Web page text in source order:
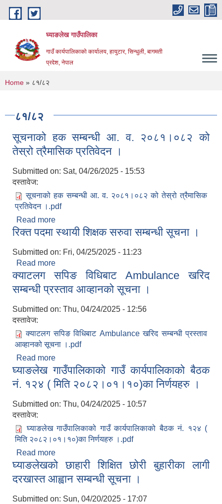
Skip to main content
घ्याङलेख गाउँपालिका
गाउँ कार्यपालिकाको कार्यालय, हायुटार, सिन्धुली, बागमती
प्रदेश, नेपाल
You are here
Home » ८१/८२
८१/८२
सूचनाको हक सम्बन्धी आ. व. २०८१।०८२ को
तेस्रो त्रैमासिक प्रतिवेदन ।
Submitted on: Sat, 04/26/2025 - 15:53
दस्तावेज:
सूचनाको हक सम्बन्धी आ. व. २०८१।०८२ को तेस्रो त्रैमासिक
प्रतिवेदन ।.pdf
Read more
त्रैमासिक प्रतिवेदन ।
रिक्त पदमा स्थायी शिक्षक सरुवा सम्बन्धी सूचना ।
Submitted on: Fri, 04/25/2025 - 11:23
Read more
क्याटलग सपिङ विधिबाट Ambulance खरिद
सम्बन्धी प्रस्ताव आव्हानको सूचना ।
Submitted on: Thu, 04/24/2025 - 12:56
दस्तावेज:
क्याटलग सपिङ विधिबाट Ambulance खरिद सम्बन्धी प्रस्ताव
आव्हानको सूचना ।.pdf
Read more
सम्बन्धी प्रस्ताव आव्हानको सूचना ।
घ्याङलेख गाउँपालिकाको गाउँ कार्यपालिकाको बैठक
नं. १२४ ( मिति २०८२।०१।१०)का निर्णयहरु ।
Submitted on: Thu, 04/24/2025 - 10:57
दस्तावेज:
घ्याङलेख गाउँपालिकाको गाउँ कार्यपालिकाको बैठक नं. १२४ (
मिति २०८२।०१।१०)का निर्णयहरु ।.pdf
Read more
नं. १२४ ( मिति २०८२।०१।१०)का निर्णयहरु ।
घ्याङलेखको छाहारी शिक्षित छोरी बुहारीका लागी
दरखास्त आह्वान सम्बन्धी सूचना ।
Submitted on: Sun, 04/20/2025 - 17:07